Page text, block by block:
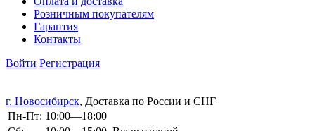
Розничным покупателям
Гарантия
Контакты
Войти Регистрация
г. Новосибирск, Доставка по России и СНГ
Пн-Пт: 10:00—18:00